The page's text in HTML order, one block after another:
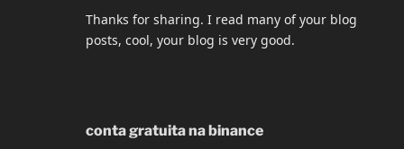
Thanks for sharing. I read many of your blog
posts, cool, your blog is very good.
conta gratuita na binance